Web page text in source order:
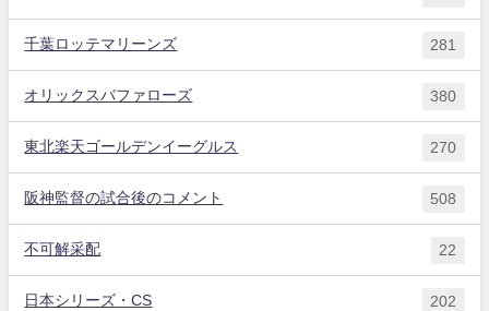
千葉ロッテマリーンズ 281
オリックスバファローズ 380
東北楽天ゴールデンイーグルス 270
阪神監督の試合後のコメント 508
不可解采配 22
日本シリーズ・CS 202